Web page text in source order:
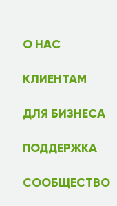
О НАС
КЛИЕНТАМ
ДЛЯ БИЗНЕСА
ПОДДЕРЖКА
СООБЩЕСТВО